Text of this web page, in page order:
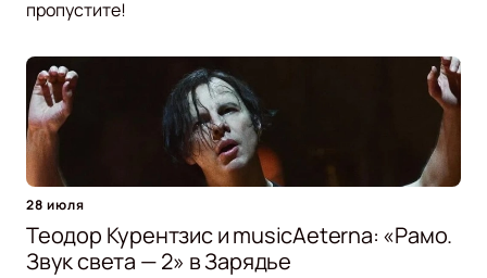
пропустите!
28 июля
Теодор Курентзис и musicAeterna: «Рамо.
Звук света — 2» в Зарядье